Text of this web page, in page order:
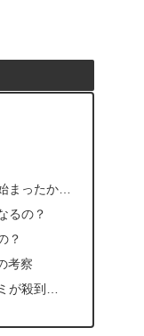
まったか…
るの？
？
考察
が殺到…